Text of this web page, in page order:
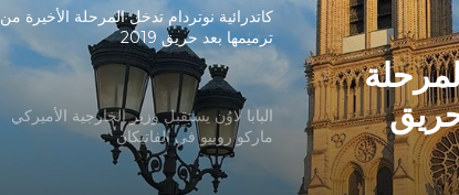
كاتدرائية نوتردام تدخل المرحلة الأخيرة من
ترميمها بعد حريق 2019
البابا لاوُن يستقبل وزير الخارجية الأميركي
ماركو روبيو في الفاتيكان